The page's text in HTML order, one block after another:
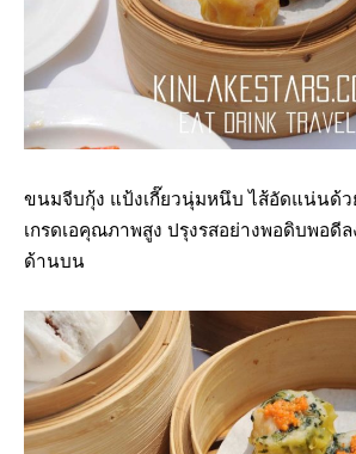
ขนมจีบกุ้ง แป้งเกี๊ยวนุ่มหนึบ ไส้อัดแน่นด้
เกรดเอคุณภาพสูง ปรุงรสอย่างพอดิบพอดี
ด้านบน